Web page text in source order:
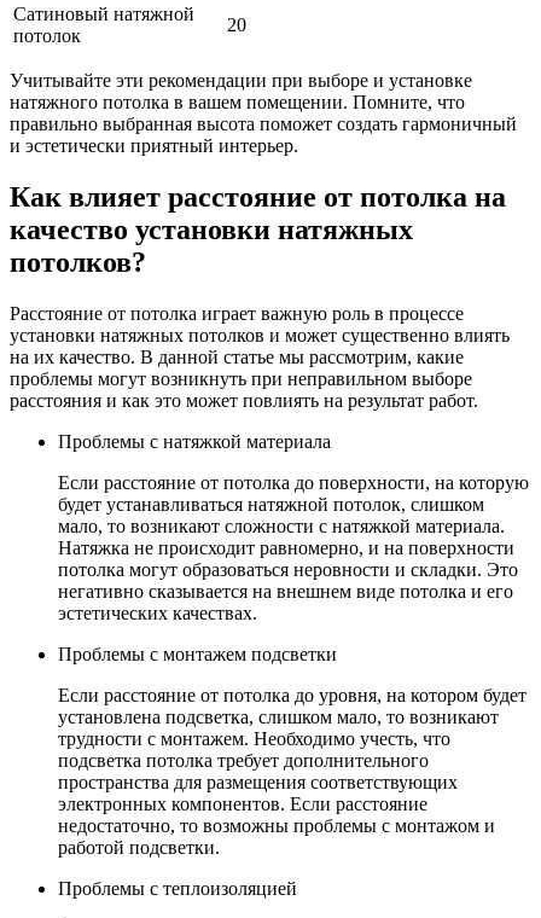
Сатиновый натяжной
потолок
20
Учитывайте эти рекомендации при выборе и установке
натяжного потолка в вашем помещении. Помните, что
правильно выбранная высота поможет создать гармоничный
и эстетически приятный интерьер.
Как влияет расстояние от потолка на
качество установки натяжных
потолков?
Расстояние от потолка играет важную роль в процессе
установки натяжных потолков и может существенно влиять
на их качество. В данной статье мы рассмотрим, какие
проблемы могут возникнуть при неправильном выборе
расстояния и как это может повлиять на результат работ.
Проблемы с натяжкой материала
Если расстояние от потолка до поверхности, на которую
будет устанавливаться натяжной потолок, слишком
мало, то возникают сложности с натяжкой материала.
Натяжка не происходит равномерно, и на поверхности
потолка могут образоваться неровности и складки. Это
негативно сказывается на внешнем виде потолка и его
эстетических качествах.
Проблемы с монтажем подсветки
Если расстояние от потолка до уровня, на котором будет
установлена подсветка, слишком мало, то возникают
трудности с монтажем. Необходимо учесть, что
подсветка потолка требует дополнительного
пространства для размещения соответствующих
электронных компонентов. Если расстояние
недостаточно, то возможны проблемы с монтажом и
работой подсветки.
Проблемы с теплоизоляцией